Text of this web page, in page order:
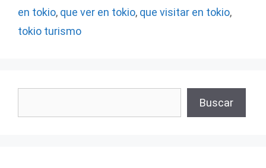
en tokio, que ver en tokio, que visitar en tokio,
tokio turismo
Buscar